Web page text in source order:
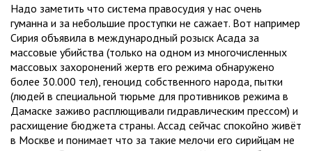
Надо заметить что система правосудия у нас очень
гуманна и за небольшие проступки не сажает. Вот например
Сирия объявила в международный розыск Асада за
массовые убийства (только на одном из многочисленных
массовых захоронений жертв его режима обнаружено
более 30.000 тел), геноцид собственного народа, пытки
(людей в специальной тюрьме для противников режима в
Дамаске заживо расплющивали гидравлическим прессом) и
расхищение бюджета страны. Ассад сейчас спокойно живёт
в Москве и понимает что за такие мелочи его сирийцам не